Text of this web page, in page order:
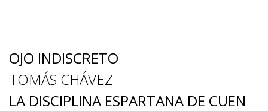
OJO INDISCRETO
TOMÁS CHÁVEZ
LA DISCIPLINA ESPARTANA DE CUEN